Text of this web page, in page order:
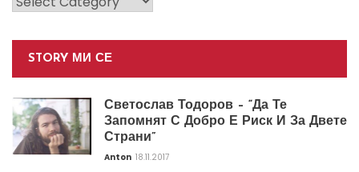
STORY МИ СЕ
Светослав Тодоров – “Да Те
Запомнят С Добро Е Риск И За Двете
Страни”
Anton 18.11.2017